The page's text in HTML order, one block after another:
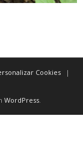
Cookies
WordPress.